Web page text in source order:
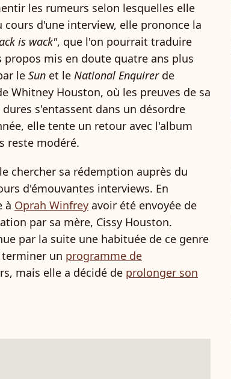
les rumeurs selon lesquelles elle
d'une interview, elle prononce la
is wack", que l'on pourrait traduire
propos mis en doute quatre ans plus
le Sun et le National Enquirerde
Whitney Houston, où les preuves de sa
s'entassent dans un désordre
elle tente un retour avec l'album
reste modéré.
chercher sa rédemption auprès du
d'émouvantes interviews. En
à Oprah Winfrey avoir été envoyée de
par sa mère, Cissy Houston.
par la suite une habituée de ce genre
un programme de
mais elle a décidé de prolonger son